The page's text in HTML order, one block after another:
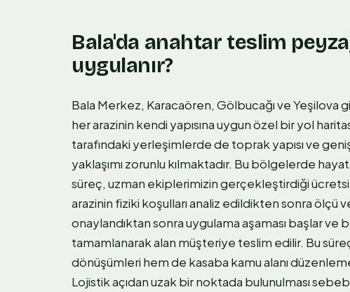
Bala'da anahtar teslim
uygulanır?
Bala Merkez, Karacaören, Gölbucağı ve
her arazinin kendi yapısına uygun özel bir yol
tarafındaki yerleşimlerde de toprak yapısı ve
yaklaşımı zorunlu kılmaktadır. Bu bölgelerde
süreç, uzman ekiplerimizin gerçekleştirdiği ücretsiz
arazinin fiziki koşulları analiz edildikten sonra ölçü
onaylandıktan sonra uygulama aşaması başlar
tamamlanarak alan müşteriye teslim edilir. Bu
dönüşümleri hem de kasaba kamu alanı
Lojistik açıdan uzak bir noktada bulunulması